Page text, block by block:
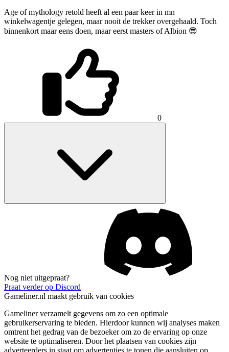
Age of mythology retold heeft al een paar keer in mn
winkelwagentje gelegen, maar nooit de trekker overgehaald. Toch
binnenkort maar eens doen, maar eerst masters of Albion 😎
0
Nog niet uitgepraat?
Praat verder op Discord
Gameliner.nl maakt gebruik van cookies
Gameliner verzamelt gegevens om zo een optimale
gebruikerservaring te bieden. Hierdoor kunnen wij analyses maken
omtrent het gedrag van de bezoeker om zo de ervaring op onze
website te optimaliseren. Door het plaatsen van cookies zijn